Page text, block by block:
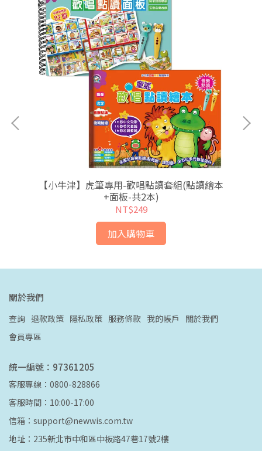
【小牛津】虎筆專用-歡唱點讀套組(點讀繪本
+面板-共2本)
NT$249
加入購物車
關於我們
查詢 退款政策 隱私政策 服務條款 我的帳戶
關於我們
會員專區
統一編號：97361205
客服專線：0800-828866
客服時間：10:00-17:00
信箱：support@newwis.com.tw
地址：235新北市中和區中板路47巷17號2樓